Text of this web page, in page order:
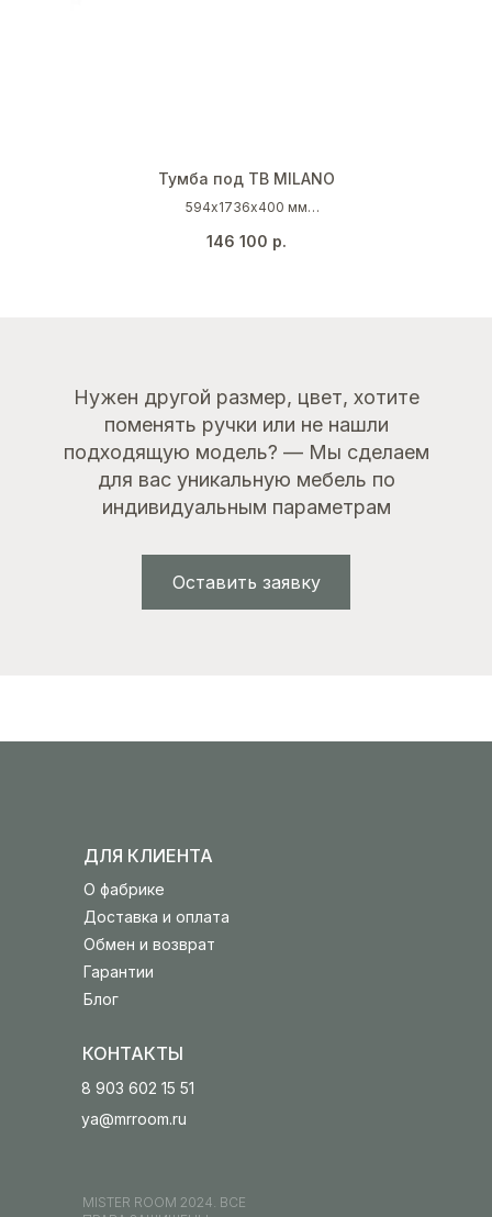
Тумба под ТВ MILANO
594х1736х400 мм
Венге
146 100 р.
Нужен другой размер, цвет, хотите
поменять ручки или не нашли
подходящую модель? — Мы сделаем
для вас уникальную мебель по
индивидуальным параметрам
Оставить заявку
Блог
Гарантии
MISTER ROOM 2024. ВСЕ
Обмен и возврат
Доставка и оплата
О фабрике
ДЛЯ КЛИЕНТА
КОНТАКТЫ
8 903 602 15 51
ya@mrroom.ru